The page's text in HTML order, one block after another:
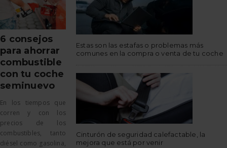
6 consejos
para ahorrar
combustible
con tu coche
seminuevo
En los tiempos que
corren y con los
precios de los
combustibles, tanto
diésel como gasolina,
Estas son las estafas o problemas más
comunes en la compra o venta de tu coche
Cinturón de seguridad calefactable, la
mejora que está por venir